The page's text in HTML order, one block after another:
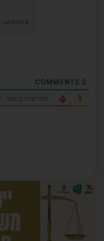
2
החדשות ביותר